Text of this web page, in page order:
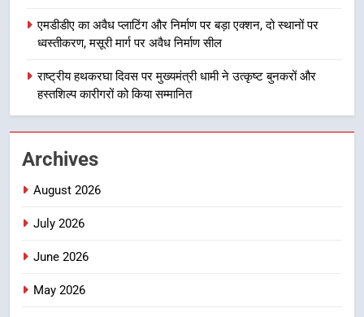
नहींः डीएम
खेल महाकुंभ 2026ः 01 सितंबर से सजेगा
न्याय पंचायत से राज्य स्तर तक होगा
प्रतिभा का प्रदर्शन
उत्तराखण्ड
3
एमडीडीए का अवैध प्लाटिंग और निर्माण पर बड़ा एक्शन, दो स्थानों पर
ध्वस्तीकरण, मसूरी मार्ग पर अवैध निर्माण सील
राष्ट्रीय हथकरघा दिवस पर मुख्यमंत्री धामी ने उत्कृष्ट बुनकरों और
हस्तशिल्प कारीगरों को किया सम्मानित
Archives
August 2026
July 2026
June 2026
May 2026